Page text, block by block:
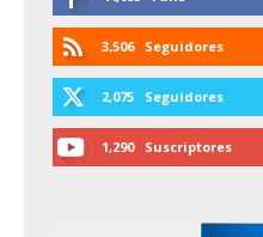
3,506 Seguidores
2,075 Seguidores
1,290 Suscriptores